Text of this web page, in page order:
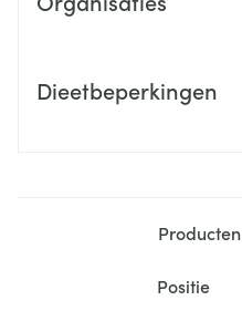
Dieetbeperkingen
Producten
Sorteer op: